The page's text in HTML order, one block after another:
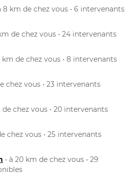
8 km de chez vous • 6 intervenants
de chez vous • 24 intervenants
km de chez vous • 8 intervenants
chez vous • 23 intervenants
de chez vous • 20 intervenants
chez vous • 25 intervenants
• à 20 km de chez vous • 29